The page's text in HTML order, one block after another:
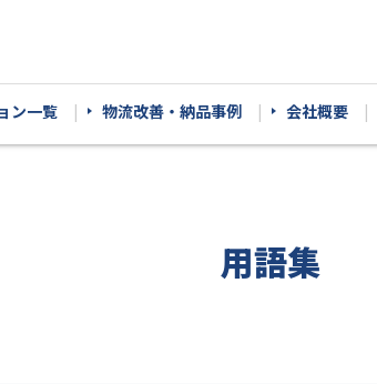
ン一覧 物流改善・納品事例 会社概要
用語集